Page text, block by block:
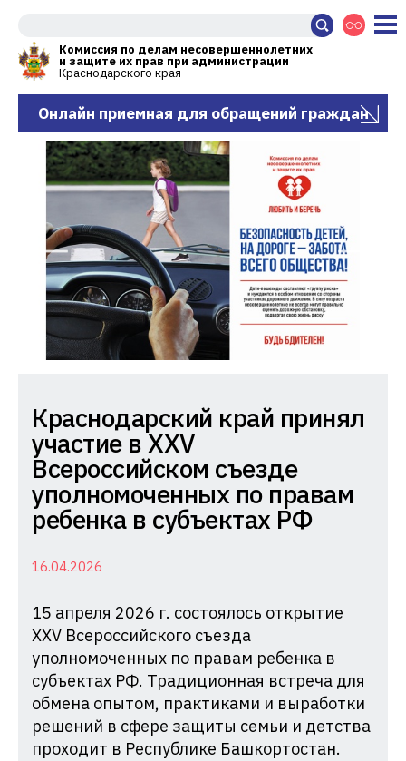
Комиссия по делам несовершеннолетних
и защите их прав при администрации
Краснодарского края
Онлайн приемная для обращений граждан
Комиссия
по
делам
несовершеннолетних
и
защите
их
при
Администрации
Краснодарского
края
Краснодарский край принял
участие в XXV
Всероссийском съезде
уполномоченных по правам
ребенка в субъектах РФ
16.04.2026
15 апреля 2026 г. состоялось открытие
XXV Всероссийского съезда
уполномоченных по правам ребенка в
субъектах РФ. Традиционная встреча для
обмена опытом, практиками и выработки
решений в сфере защиты семьи и детства
проходит в Республике Башкортостан.